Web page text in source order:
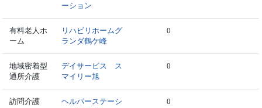
ーション
有料老人ホ
ーム
リハビリホームグ
ランダ鶴ケ峰
0
地域密着型
通所介護
デイサービス ス
マイリー旭
0
訪問介護
ヘルパーステーシ
0